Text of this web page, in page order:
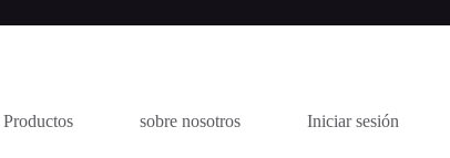
Productos sobre nosotros Iniciar sesión